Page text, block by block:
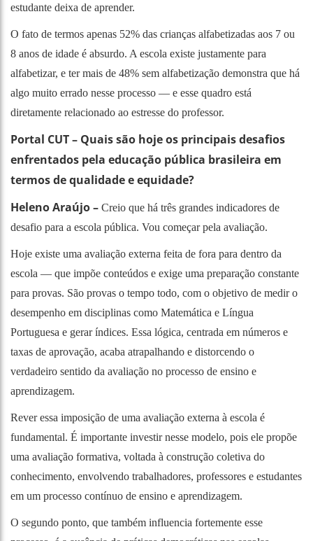
estudante deixa de aprender.
O fato de termos apenas 52% das crianças alfabetizadas aos 7 ou
8 anos de idade é absurdo. A escola existe justamente para
alfabetizar, e ter mais de 48% sem alfabetização demonstra que há
algo muito errado nesse processo — e esse quadro está
diretamente relacionado ao estresse do professor.
Portal CUT – Quais são hoje os principais desafios
enfrentados pela educação pública brasileira em
termos de qualidade e equidade?
Heleno Araújo – Creio que há três grandes indicadores de
desafio para a escola pública. Vou começar pela avaliação.
Hoje existe uma avaliação externa feita de fora para dentro da
escola — que impõe conteúdos e exige uma preparação constante
para provas. São provas o tempo todo, com o objetivo de medir o
desempenho em disciplinas como Matemática e Língua
Portuguesa e gerar índices. Essa lógica, centrada em números e
taxas de aprovação, acaba atrapalhando e distorcendo o
verdadeiro sentido da avaliação no processo de ensino e
aprendizagem.
Rever essa imposição de uma avaliação externa à escola é
fundamental. É importante investir nesse modelo, pois ele propõe
uma avaliação formativa, voltada à construção coletiva do
conhecimento, envolvendo trabalhadores, professores e estudantes
em um processo contínuo de ensino e aprendizagem.
O segundo ponto, que também influencia fortemente esse